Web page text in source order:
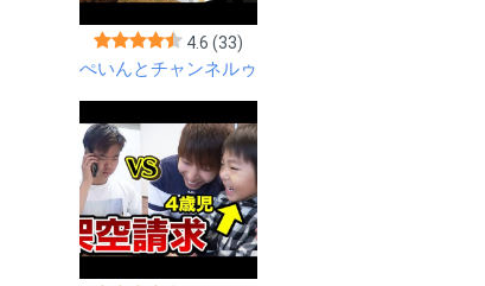
4.6 (33)
ぺいんとチャンネルゥ